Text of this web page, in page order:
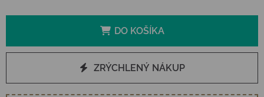
DO KOŠÍKA
ZRÝCHLENÝ NÁKUP